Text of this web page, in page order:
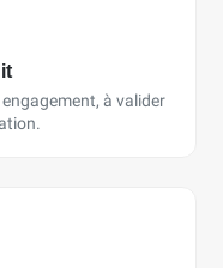
à valider